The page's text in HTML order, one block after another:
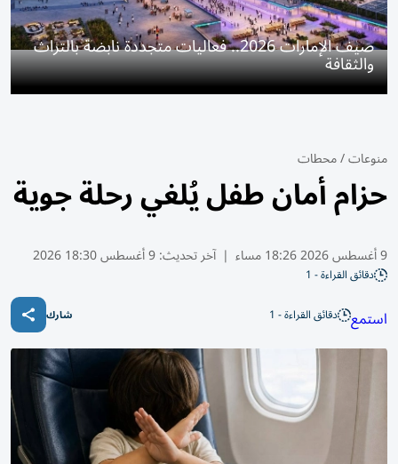
صيف الإمارات 2026.. فعاليات متجددة نابضة بالتراث
والثقافة
منوعات/محطات
حزام أمان طفل يُلغي رحلة جوية
9 أغسطس 2026 18:26 مساء | آخر تحديث:9 أغسطس 18:30 2026
دقائق القراءة - 1
استمع دقائق القراءة - 1 شارك